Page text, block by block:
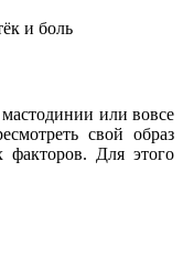
и боль
или вовсе
свой образ
факторов. Для этого